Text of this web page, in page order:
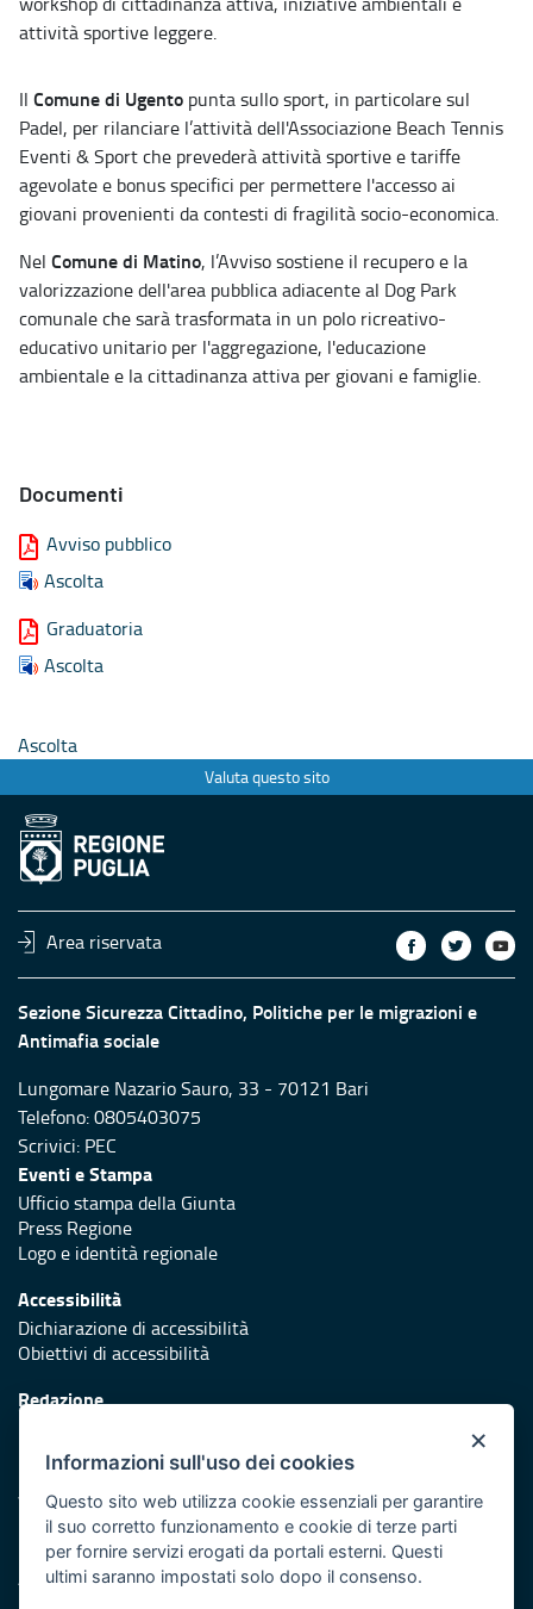
attività sportive leggere.
Il Comune di Ugento punta sullo sport, in particolare sul
Padel, per rilanciare l’attività dell'Associazione Beach Tennis
Eventi & Sport che prevederà attività sportive e tariffe
agevolate e bonus specifici per permettere l'accesso ai
giovani provenienti da contesti di fragilità socio-economica.
Nel Comune di Matino, l’Avviso sostiene il recupero e la
valorizzazione dell'area pubblica adiacente al Dog Park
comunale che sarà trasformata in un polo ricreativo-
educativo unitario per l'aggregazione, l'educazione
ambientale e la cittadinanza attiva per giovani e famiglie.
Documenti
Avviso pubblico
Ascolta
Graduatoria
Ascolta
Ascolta
Valuta questo sito
Area riservata
Sezione Sicurezza Cittadino, Politiche per le migrazioni e
Antimafia sociale
Lungomare Nazario Sauro, 33 - 70121 Bari
Telefono: 0805403075
Scrivici: PEC
Eventi e Stampa
Ufficio stampa della Giunta
Press Regione
Logo e identità regionale
Accessibilità
Dichiarazione di accessibilità
Obiettivi di accessibilità
Redazione
Protezione civile
Vai al sito di Protezione Civile Puglia
Iniziativa finanziata con risorse del POR Puglia 2014/2020 -
Asse XI
×
Informazioni sull'uso dei cookies
Questo sito web utilizza cookie essenziali per garantire
il suo corretto funzionamento e cookie di terze parti
per fornire servizi erogati da portali esterni. Questi
ultimi saranno impostati solo dopo il consenso.